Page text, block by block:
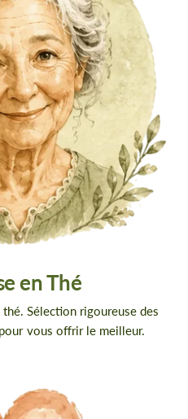
en Thé
Sélection rigoureuse des
vous offrir le meilleur.